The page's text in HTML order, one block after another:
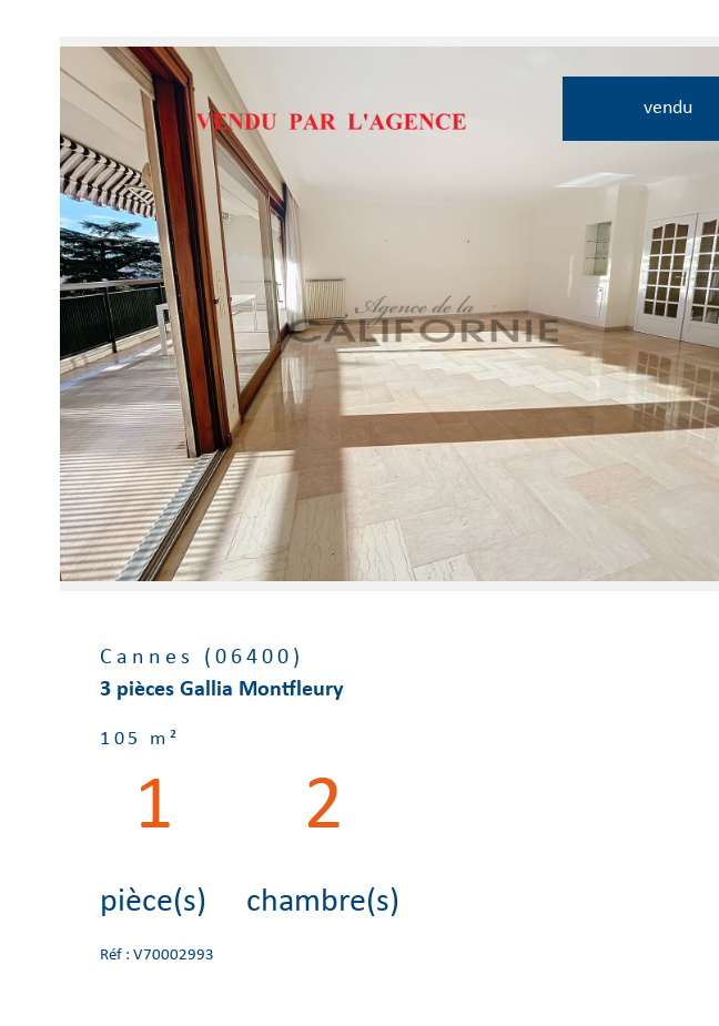
vendu
bien
Cannes (06400)
3 pièces Gallia Montfleury
105 m²
1
pièce(s)
2
chambre(s)
Réf : V70002993